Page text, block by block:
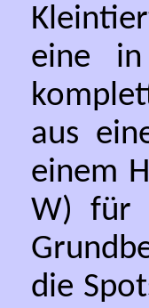
eine in
aus
einem
W) für
die